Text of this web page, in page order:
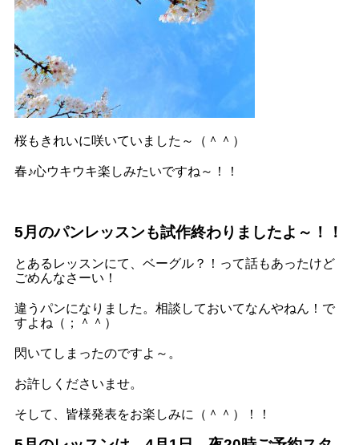
桜もきれいに咲いていました～（＾＾）
春♪心ウキウキ楽しみたいですね～！！
5月のパンレッスンも試作終わりましたよ～！！
とあるレッスンにて、ベーグル？！って話もあったけど
ごめんなさーい！
違うパンになりました。相談しておいてなんやねん！で
すよね（；＾＾）
閃いてしまったのですよ～。
お許しくださいませ。
そして、皆様発表をお楽しみに（＾＾）！！